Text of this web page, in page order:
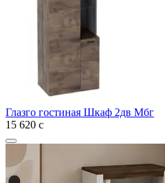
Глазго гостиная Шкаф 2дв Мбг
15 620 с